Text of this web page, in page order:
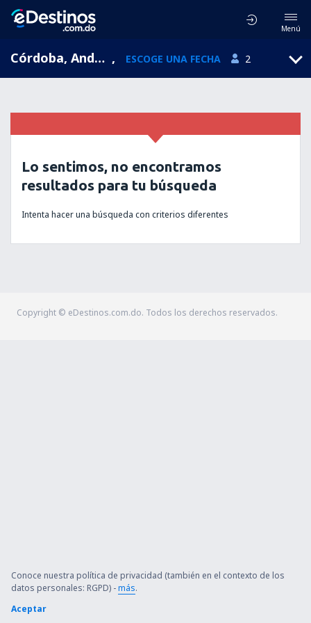
Menú
Córdoba, Andalucía, España , ESCOGE UNA FECHA 2
Lo sentimos, no encontramos
resultados para tu búsqueda
Intenta hacer una búsqueda con criterios diferentes
Copyright © eDestinos.com.do. Todos los derechos reservados.
Conoce nuestra política de privacidad (también en el contexto de los
datos personales: RGPD) -más.
Aceptar